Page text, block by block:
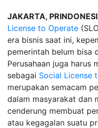
JAKARTA,
License to Operate
era bisnis saat ini,
pemerintah belum bisa
Perusahaan juga harus
sebagai Social License
merupakan semacam
dalam masyarakat dan
cenderung membuat
atau kegagalan suatu